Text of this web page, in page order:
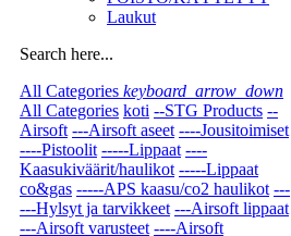
Laukut
Search here...
All Categories keyboard_arrow_down
All Categories koti --STG Products --
Airsoft ---Airsoft aseet ----Jousitoimiset
----Pistoolit -----Lippaat ----
Kaasukiväärit/haulikot -----Lippaat
co&gas -----APS kaasu/co2 haulikot ---
---Hylsyt ja tarvikkeet ---Airsoft lippaat
---Airsoft varusteet ----Airsoft